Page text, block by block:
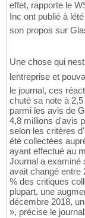
effet, rapporte le
Inc ont publié à
son propos sur
Une chose qui
lentreprise et
le journal, ces
chuté sa note à
parmi les avis de
4,8 millions d'avis
selon les critères
été collectées
ayant effectué au
Journal a examiné
avait changé entre
% des critiques
plupart, une
décembre 2018,
», précise le